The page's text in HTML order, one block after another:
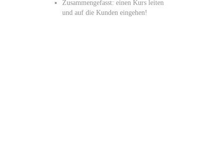
Zusammengefasst: einen Kurs leiten
und auf die Kunden eingehen!